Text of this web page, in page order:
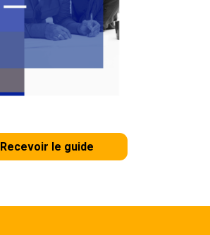
Recevoir le guide